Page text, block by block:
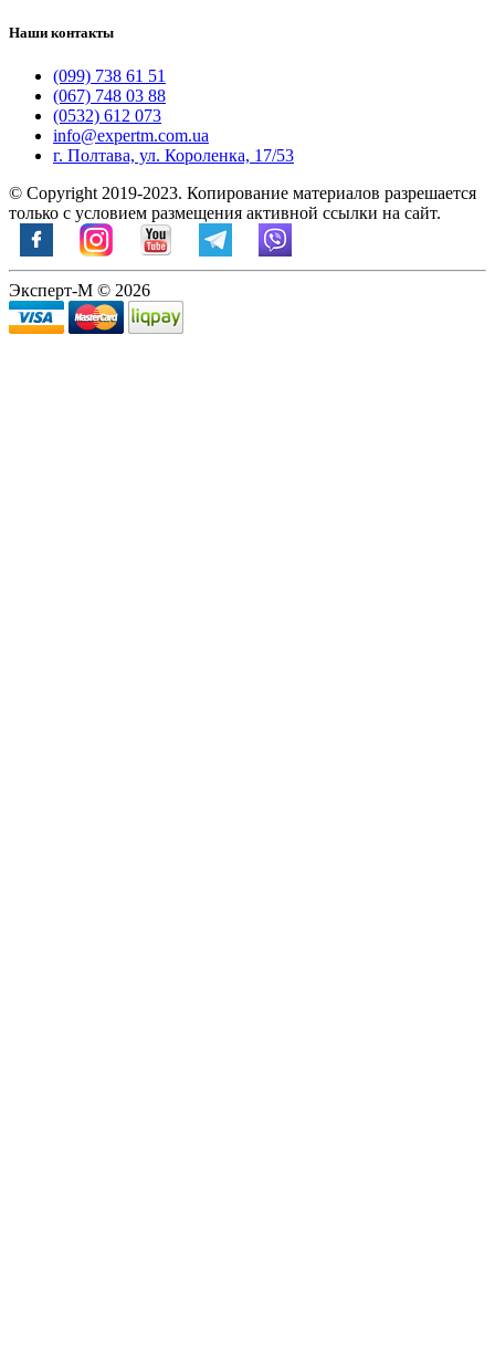
Наши контакты
(099) 738 61 51
(067) 748 03 88
(0532) 612 073
info@expertm.com.ua
г. Полтава, ул. Короленка, 17/53
© Copyright 2019-2023. Копирование материалов разрешается
только с условием размещения активной ссылки на сайт.
Эксперт-М © 2026